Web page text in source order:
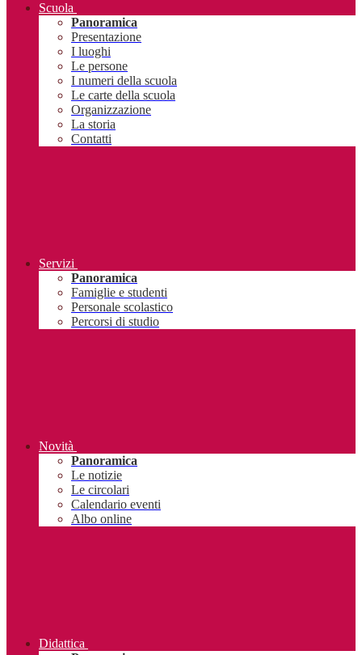
Scuola
Panoramica
Presentazione
I luoghi
Le persone
I numeri della scuola
Le carte della scuola
Organizzazione
La storia
Contatti
Servizi
Panoramica
Famiglie e studenti
Personale scolastico
Percorsi di studio
Novità
Panoramica
Le notizie
Le circolari
Calendario eventi
Albo online
Didattica